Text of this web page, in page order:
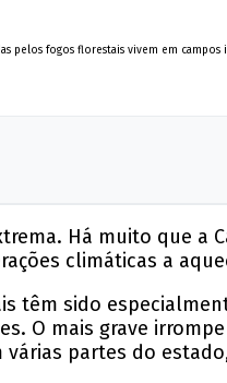
Há muito que
climáticas a
têm sido
O mais grave
várias partes do